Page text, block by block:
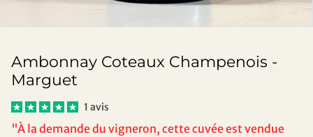
Ambonnay Coteaux Champenois -
Marguet
1 avis
"À la demande du vigneron, cette cuvée est vendue